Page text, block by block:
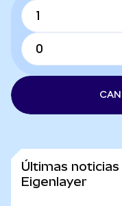
Últimas
Eigenlayer